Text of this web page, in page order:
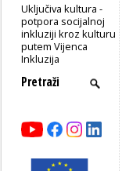
Uključiva kultura -
potpora socijalnoj
inkluziji kroz kulturu
putem Vijenca
Inkluzija